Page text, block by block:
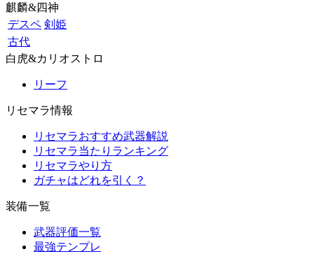
麒麟&四神
デスペ 剣姫
古代
白虎&カリオストロ
リーフ
リセマラ情報
リセマラおすすめ武器解説
リセマラ当たりランキング
リセマラやり方
ガチャはどれを引く？
装備一覧
武器評価一覧
最強テンプレ